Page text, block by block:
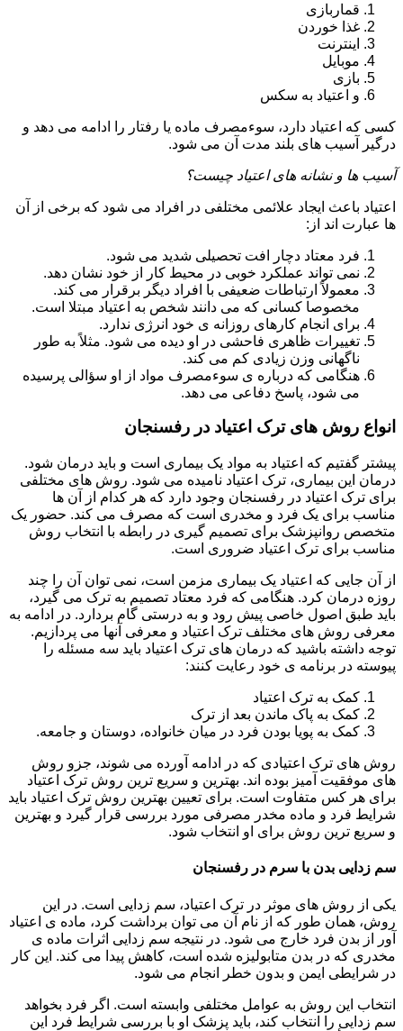
قماربازی
غذا خوردن
اینترنت
موبایل
بازی
و اعتیاد به سکس
کسی که اعتیاد دارد، سوءمصرف ماده یا رفتار را ادامه می دهد و
درگیر آسیب های بلند مدت آن می شود.
آسیب ها و نشانه های اعتیاد چیست؟
اعتیاد باعث ایجاد علائمی مختلفی در افراد می شود که برخی از آن
ها عبارت اند از:
فرد معتاد دچار افت تحصیلی شدید می شود.
نمی تواند عملکرد خوبی در محیط کار از خود نشان دهد.
معمولاً ارتباطات ضعیفی با افراد دیگر برقرار می کند.
مخصوصا کسانی که می دانند شخص به اعتیاد مبتلا است.
برای انجام کارهای روزانه ی خود انرژی ندارد.
تغییرات ظاهری فاحشی در او دیده می شود. مثلاً به طور
ناگهانی وزن زیادی کم می کند.
هنگامی که درباره ی سوءمصرف مواد از او سؤالی پرسیده
می شود، پاسخ دفاعی می دهد.
انواع روش های ترک اعتیاد در رفسنجان
پیشتر گفتیم که اعتیاد به مواد یک بیماری است و باید درمان شود.
درمان این بیماری، ترک اعتیاد نامیده می شود. روش های مختلفی
برای ترک اعتیاد در رفسنجان وجود دارد که هر کدام از آن ها
مناسب برای یک فرد و مخدری است که مصرف می کند. حضور یک
متخصص روانپزشک برای تصمیم گیری در رابطه با انتخاب روش
مناسب برای ترک اعتیاد ضروری است.
از آن جایی که اعتیاد یک بیماری مزمن است، نمی توان آن را چند
روزه درمان کرد. هنگامی که فرد معتاد تصمیم به ترک می گیرد،
باید طبق اصول خاصی پیش رود و به درستی گام بردارد. در ادامه به
معرفی روش های مختلف ترک اعتیاد و معرفی آنها می پردازیم.
توجه داشته باشید که درمان های ترک اعتیاد باید سه مسئله را
پیوسته در برنامه ی خود رعایت کنند:
کمک به ترک اعتیاد
کمک به پاک ماندن بعد از ترک
کمک به پویا بودن فرد در میان خانواده، دوستان و جامعه.
روش های ترک اعتیادی که در ادامه آورده می شوند، جزو روش
های موفقیت آمیز بوده اند. بهترین و سریع ترین روش ترک اعتیاد
برای هر کس متفاوت است. برای تعیین بهترین روش ترک اعتیاد باید
شرایط فرد و ماده مخدر مصرفی مورد بررسی قرار گیرد و بهترین
و سریع ترین روش برای او انتخاب شود.
سم زدایی بدن با سرم در رفسنجان
یکی از روش های موثر در ترک اعتیاد، سم زدایی است. در این
روش، همان طور که از نام آن می توان برداشت کرد، ماده ی اعتیاد
آور از بدن فرد خارج می شود. در نتیجه سم زدایی اثرات ماده ی
مخدری که در بدن متابولیزه شده است، کاهش پیدا می کند. این کار
در شرایطی ایمن و بدون خطر انجام می شود.
انتخاب این روش به عوامل مختلفی وابسته است. اگر فرد بخواهد
سم زدایی را انتخاب کند، باید پزشک او با بررسی شرایط فرد این